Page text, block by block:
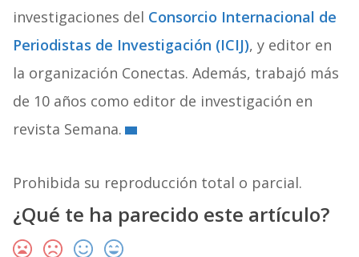
investigaciones del Consorcio Internacional de
Periodistas de Investigación (ICIJ), y editor en
la organización Conectas. Además, trabajó más
de 10 años como editor de investigación en
revista Semana.
Prohibida su reproducción total o parcial.
¿Qué te ha parecido este artículo?